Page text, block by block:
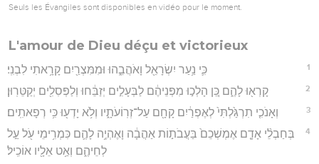
Seuls les Évangiles sont disponibles en vidéo pour le moment.
L'amour de Dieu déçu et victorieux
1 כִּ֛י נַ֥עַר יִשְׂרָאֵ֖ל וָאֹהֲבֵ֑הוּ וּמִמִּצְרַ֖יִם קָרָ֥אתִי לִבְנִֽי׃
2 קָרְא֖וּ לָהֶ֑ם כֵּ֚ן הָלְכ֣וּ מִפְּנֵיהֶ֔ם לַבְּעָלִ֣ים יְזַבֵּ֔חוּ וְלַפְּסִלִ֖ים יְקַטֵּרֽוּן׃
3 וְאָנֹכִ֤י תִרְגַּ֙לְתִּי֙ לְאֶפְרַ֔יִם קָחָ֖ם עַל־זְרֽוֹעֹתָ֑יו וְלֹ֥א יָדְע֖וּ כִּ֥י רְפָאתִֽים׃
4
בְּחַבְלֵ֨י אָדָ֤ם אֶמְשְׁכֵם֙ בַּעֲבֹת֣וֹת אַהֲבָ֔ה וָאֶהְיֶ֥ה לָהֶ֛ם כִּמְרִ֥ימֵי עֹ֖ל עַ֣ל
לְחֵיהֶ֑ם וְאַ֥ט אֵלָ֖יו אוֹכִֽיל׃